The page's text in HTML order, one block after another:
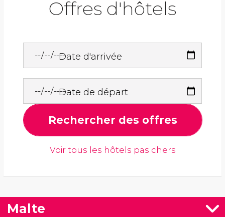
Offres d'hôtels
Date d'arrivée
Date de départ
Rechercher des offres
Voir tous les hôtels pas chers
Malte